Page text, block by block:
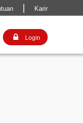
Karir
 Login